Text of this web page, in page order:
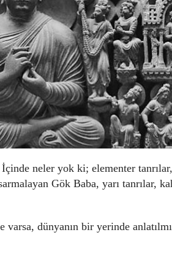
neler yok ki; elementer tanrılar,
Gök Baba, yarı tanrılar,
varsa, dünyanın bir yerinde